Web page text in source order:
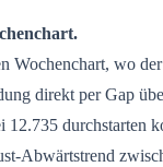
Wochenchart, wo
direkt per Gap
12.735 durchstarten
Abwärtstrend